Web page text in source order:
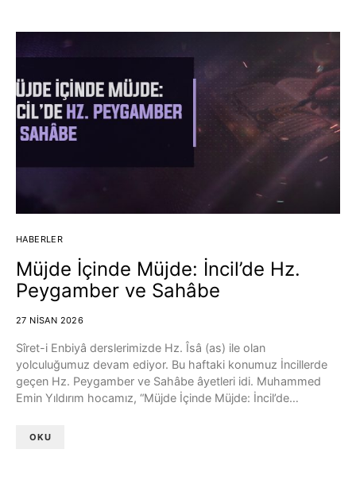
HABERLER
Müjde İçinde Müjde: İncil’de Hz.
Peygamber ve Sahâbe
27 NISAN 2026
Sîret-i Enbiyâ derslerimizde Hz. Îsâ (as) ile olan
yolculuğumuz devam ediyor. Bu haftaki konumuz İncillerde
geçen Hz. Peygamber ve Sahâbe âyetleri idi. Muhammed
Emin Yıldırım hocamız, “Müjde İçinde Müjde: İncil’de…
OKU